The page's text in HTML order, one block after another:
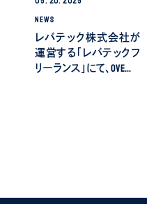
NEWS
レバテック株式会社が
運営する「レバテックフ
リーランス」にて、OVE…